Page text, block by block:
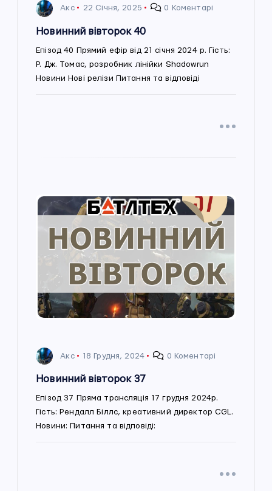
Акс 22 Січня, 2025 0 Коментарі
Новинний вівторок 40
Епізод 40 Прямий ефір від 21 січня 2024 р. Гість:
Р. Дж. Томас, розробник лінійки Shadowrun
Новини Нові релізи Питання та відповіді
Акс 18 Грудня, 2024 0 Коментарі
Новинний вівторок 37
Епізод 37 Пряма трансляція 17 грудня 2024р.
Гість: Рендалл Біллс, креативний директор CGL.
Новини: Питання та відповіді: